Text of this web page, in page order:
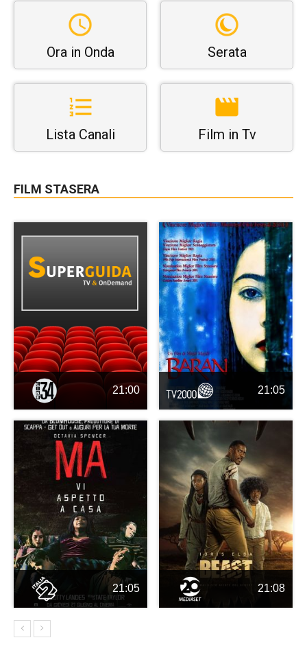
Ora in Onda Serata
Lista Canali Film in Tv
FILM STASERA
21:00 21:05
21:05 21:08